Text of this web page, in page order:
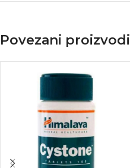
Povezani proizvodi